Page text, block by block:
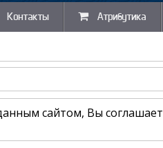
Контакты Атрибутика
сайтом, Вы